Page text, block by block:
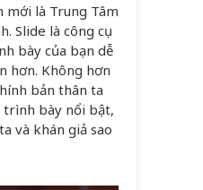
mới là Trung Tâm
Slide là công cụ
bày của bạn dễ
hơn. Không hơn
bản thân ta
bày nổi bật,
và khán giả sao